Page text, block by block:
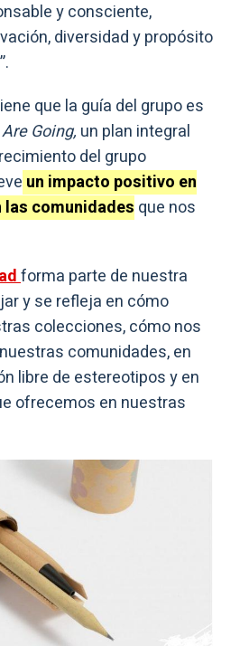
y consciente,
diversidad y propósito
que la guía del grupo es
Going, un plan integral
del grupo
un impacto positivo en
las comunidades que nos
forma parte de nuestra
y se refleja en cómo
colecciones, cómo nos
comunidades, en
libre de estereotipos y en
ofrecemos en nuestras